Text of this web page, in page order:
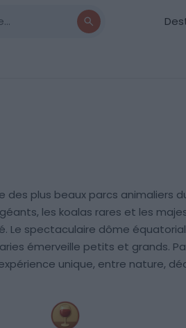
plus beaux parcs animaliers
les koalas rares et les
spectaculaire dôme
émerveille petits et grands.
unique, entre nature,